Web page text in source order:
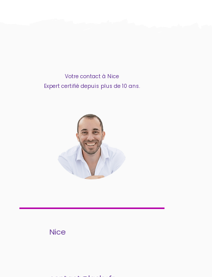
Votre contact à Nice
Expert certifié depuis plus de 10 ans.
Nice